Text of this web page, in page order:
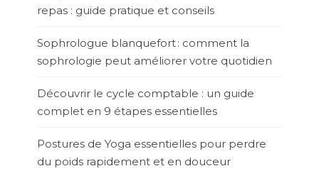
repas : guide pratique et conseils
Sophrologue blanquefort : comment la
sophrologie peut améliorer votre quotidien
Découvrir le cycle comptable : un guide
complet en 9 étapes essentielles
Postures de Yoga essentielles pour perdre
du poids rapidement et en douceur